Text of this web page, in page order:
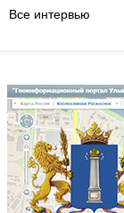
Все интервью